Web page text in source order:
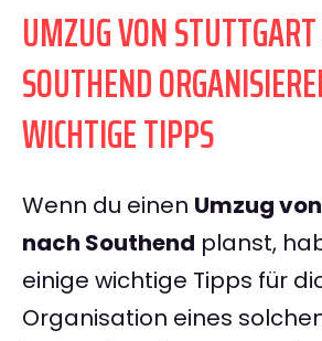
UMZUG VON
SOUTHEND
WICHTIGE TIPPS
Wenn du einen Umzug
nach Southend planst,
einige wichtige Tipps für
Organisation eines